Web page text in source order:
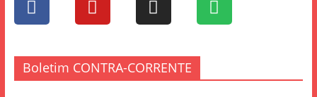
Boletim CONTRA-CORRENTE